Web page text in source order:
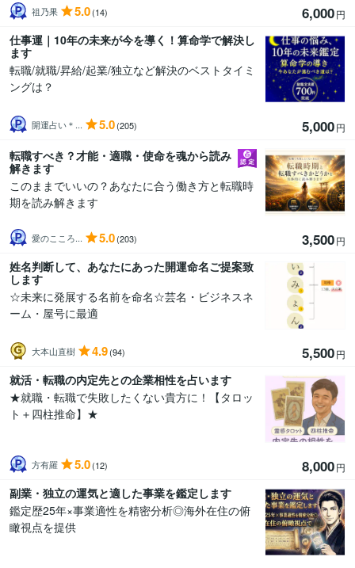
祖乃果 5.0(14) 6,000円
仕事運｜10年の未来が今を導く！算命学で解決し
ます
転職/就職/昇給/起業/独立など解決のベストタイミ
ングは？
開運占い＊... 5.0(205) 5,000円
転職すべき？才能・適職・使命を魂から読み
解きます
このままでいいの？あなたに合う働き方と転職時
期を読み解きます
愛のこころ... 5.0(203) 3,500円
姓名判断して、あなたにあった開運命名ご提案致
します
☆未来に発展する名前を命名☆芸名・ビジネスネ
ーム・屋号に最適
大本山直樹 4.9(94) 5,500円
就活・転職の内定先との企業相性を占います
★就職・転職で失敗したくない貴方に！【タロッ
ト＋四柱推命】★
方有羅 5.0(12) 8,000円
副業・独立の運気と適した事業を鑑定します
鑑定歴25年×事業適性を精密分析◎海外在住の俯
瞰視点を提供